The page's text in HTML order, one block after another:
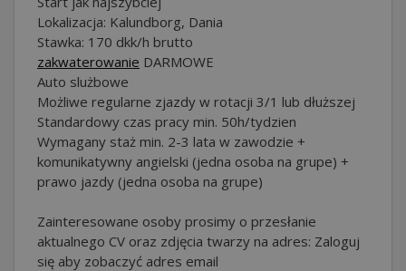
Lokalizacja: Kalundborg, Dania
Stawka: 170 dkk/h brutto
zakwaterowanie DARMOWE
Auto slużbowe
Możliwe regularne zjazdy w rotacji 3/1 lub dłuższej
Standardowy czas pracy min. 50h/tydzien
Wymagany staż min. 2-3 lata w zawodzie +
komunikatywny angielski (jedna osoba na grupe) +
prawo jazdy (jedna osoba na grupe)
Zainteresowane osoby prosimy o przesłanie
aktualnego CV oraz zdjęcia twarzy na adres: Zaloguj
się aby zobaczyć adres email